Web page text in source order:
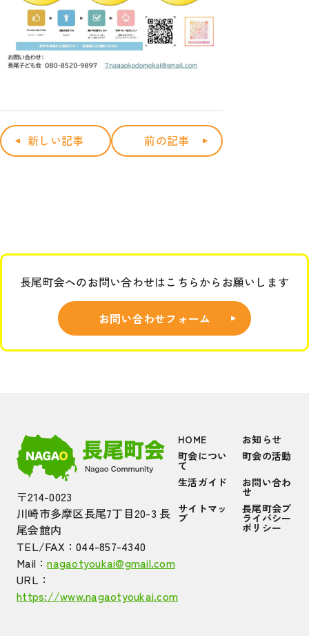
新しい記事 前の記事
長尾町会へのお問い合わせはこちらからお願いします
お問い合わせフォーム
〒214-0023
川崎市多摩区長尾7丁目20-3 長
尾会館内
TEL/FAX：044-857-4340
Mail：nagaotyoukai@gmail.com
URL：
https://www.nagaotyoukai.com
HOME
お知らせ
町会につい
て
町会の活動
生活ガイド
お問い合わ
せ
サイトマッ
プ
長尾町会プ
ライバシー
ポリシー